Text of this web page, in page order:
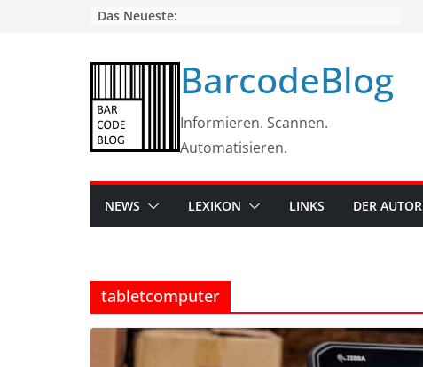
Das Neueste:
BarcodeBlog
Informieren. Scannen.
Automatisieren.
NEWS LEXIKON LINKS DER AUTOR
tabletcomputer